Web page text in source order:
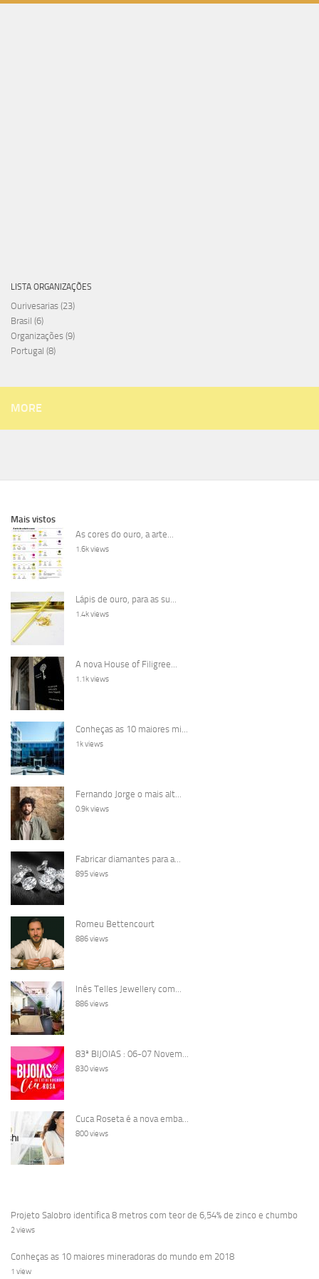
LISTA ORGANIZAÇÕES
Ourivesarias (23)
Brasil (6)
Organizações (9)
Portugal (8)
MORE
Mais vistos
As cores do ouro, a arte...
1.6k views
Lápis de ouro, para as su...
1.4k views
A nova House of Filigree...
1.1k views
Conheças as 10 maiores mi...
1k views
Fernando Jorge o mais alt...
0.9k views
Fabricar diamantes para a...
895 views
Romeu Bettencourt
886 views
Inês Telles Jewellery com...
886 views
83ª BIJOIAS : 06-07 Novem...
830 views
Cuca Roseta é a nova emba...
800 views
Projeto Salobro identifica 8 metros com teor de 6,54% de zinco e chumbo
2 views
Conheças as 10 maiores mineradoras do mundo em 2018
1 view